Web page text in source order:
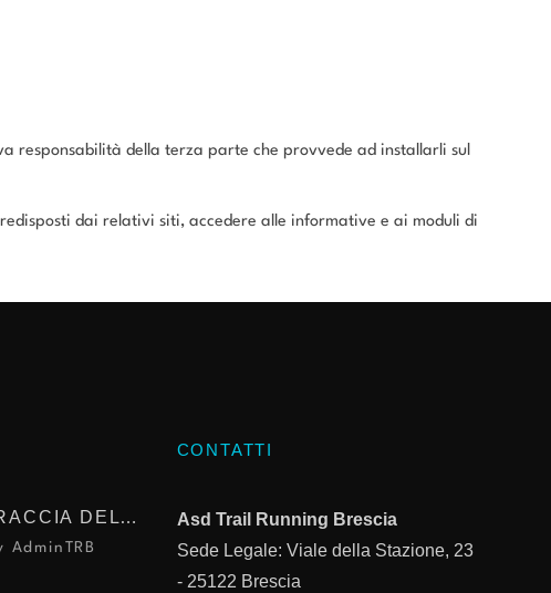
responsabilità della terza parte che provvede ad installarli sul
dai relativi siti, accedere alle informative e ai moduli di
SEGUENDO LA TRACCIA DEL TROFEO KIMA
AdminTRB
CONTATTI
Asd Trail Running Brescia
Sede Legale: Viale della Stazione, 23
- 25122 Brescia